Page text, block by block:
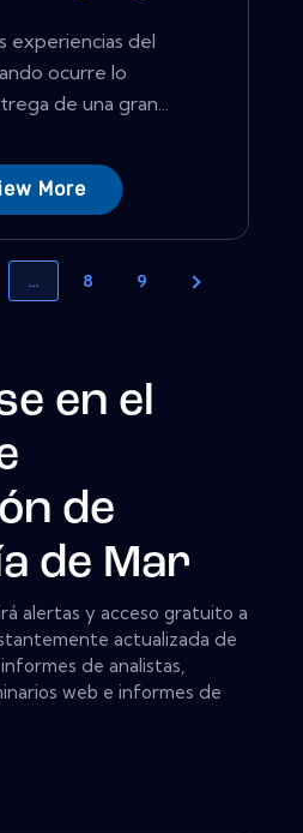
experiencias del
ocurre lo
de una gran...
More
… 8 9
en el
de
de Mar
alertas y acceso gratuito a
actualizada de
de analistas,
web e informes de